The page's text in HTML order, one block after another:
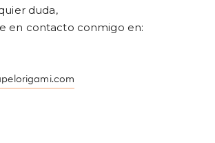
duda,
en contacto conmigo en: